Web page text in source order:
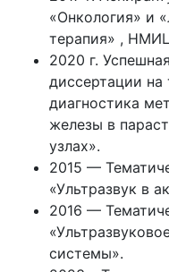
«Онкология» и
терапия» ,
2020 г.
диссертации на
диагностика
железы в
узлах».
2015 —
«Ультразвук в
2016 —
системы».